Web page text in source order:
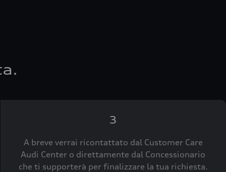
3
A breve verrai ricontattato dal Customer Care
Audi Center o direttamente dal Concessionario
che ti supporterà per finalizzare la tua richiesta.